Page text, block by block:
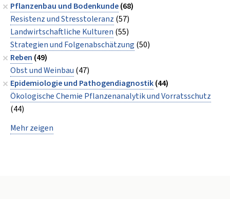
Pflanzenbau und Bodenkunde(68)
Resistenz und Stresstoleranz (57)
Landwirtschaftliche Kulturen (55)
Strategien und Folgenabschätzung (50)
Reben (49)
Obst und Weinbau (47)
Epidemiologie und Pathogendiagnostik(44)
Ökologische Chemie Pflanzenanalytik und Vorratsschutz
(44)
Mehr zeigen